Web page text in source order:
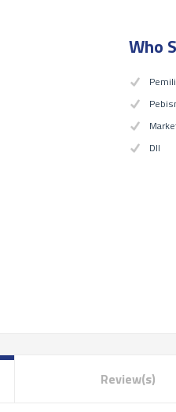
Who
Dll
Review(s)